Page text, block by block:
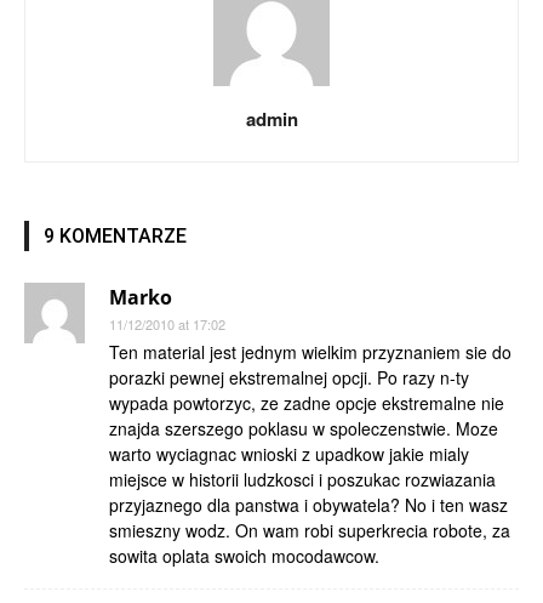
admin
9 KOMENTARZE
Marko
11/12/2010 at 17:02
Ten material jest jednym wielkim przyznaniem sie do
porazki pewnej ekstremalnej opcji. Po razy n-ty
wypada powtorzyc, ze zadne opcje ekstremalne nie
znajda szerszego poklasu w spoleczenstwie. Moze
warto wyciagnac wnioski z upadkow jakie mialy
miejsce w historii ludzkosci i poszukac rozwiazania
przyjaznego dla panstwa i obywatela? No i ten wasz
smieszny wodz. On wam robi superkrecia robote, za
sowita oplata swoich mocodawcow.